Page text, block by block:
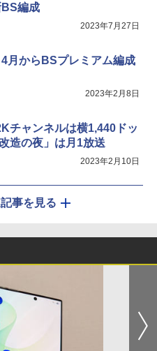
編成
2023年7月27日
月からBSプレミアム編成
2023年2月8日
チャンネルは横1,440ドッ
造の夜」は月1放送
2023年2月10日
事を見る